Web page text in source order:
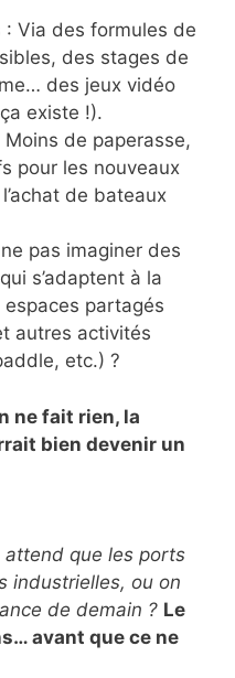
: Via des formules de
des stages de
des jeux vidéo
existe !).
Moins de paperasse,
pour les nouveaux
de bateaux
pas imaginer des
s’adaptent à la
partagés
autres activités
etc.) ?
ne fait rien, la
bien devenir un
attend que les ports
industrielles, ou on
de demain ? Le
avant que ce ne